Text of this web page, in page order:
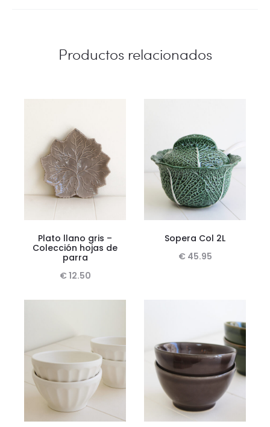
Productos relacionados
Plato llano gris –
Colección hojas de
parra
€ 12.50
Sopera Col 2L
€ 45.95